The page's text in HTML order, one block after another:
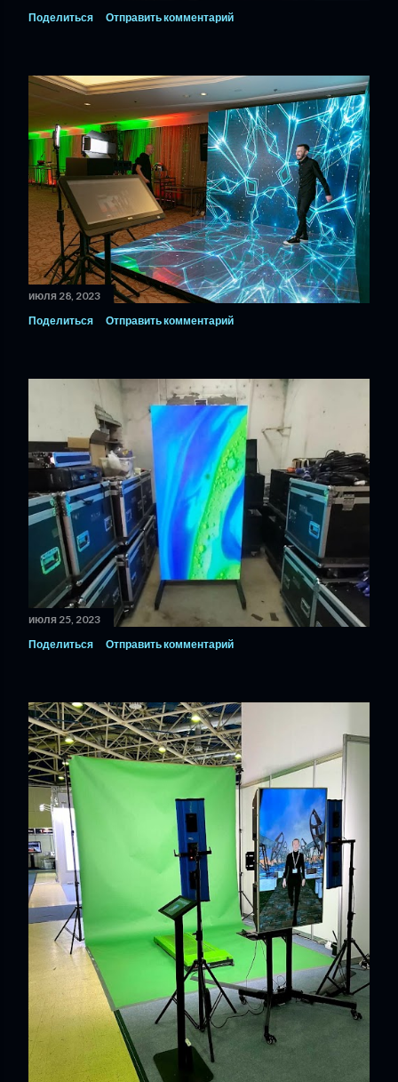
Поделиться
Отправить комментарий
июля 28, 2023
Поделиться
Отправить комментарий
июля 25, 2023
Поделиться
Отправить комментарий